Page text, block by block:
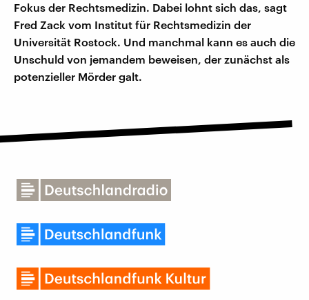
Fokus der Rechtsmedizin. Dabei lohnt sich das, sagt
Fred Zack vom Institut für Rechtsmedizin der
Universität Rostock. Und manchmal kann es auch die
Unschuld von jemandem beweisen, der zunächst als
potenzieller Mörder galt.